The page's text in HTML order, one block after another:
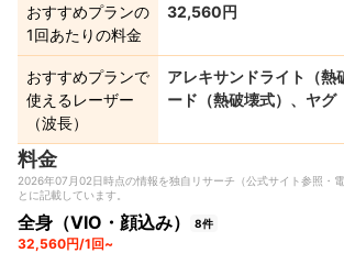
おすすめプランの
1回あたりの料金
32,560円
おすすめプランで
使えるレーザー
（波長）
アレキサンドライト（熱
ード（熱破壊式）、ヤグ
料金
2026年07月02日時点の情報を独自リサーチ（公式サイト参照・
とに記載しています。
全身（VIO・顔込み） 8件
32,560円/1回~